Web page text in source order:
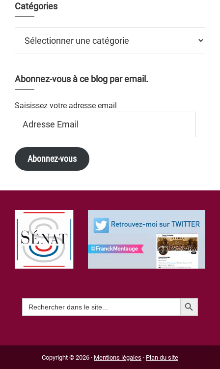
Catégories
Abonnez-vous à ce blog par email.
Saisissez votre adresse email
Email
Abonnez-vous
Footer
Search
for:
Search Button
Copyright © 2026 · Mentions légales · Plan du site